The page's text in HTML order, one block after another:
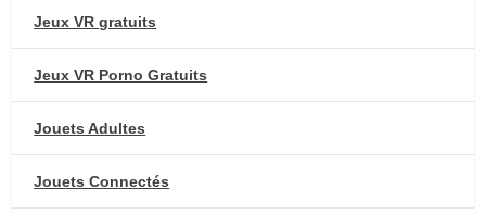
Jeux VR gratuits
Jeux VR Porno Gratuits
Jouets Adultes
Jouets Connectés